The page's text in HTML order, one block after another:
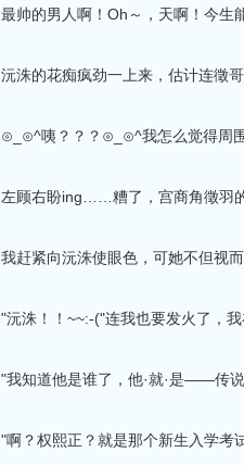
最帅的男人啊！Oh～，天啊！今
沅洙的花痴疯劲一上来，估计连徵
⊙_⊙^咦？？？⊙_⊙^我怎么觉得周
左顾右盼ing……糟了，宫商角徵
我赶紧向沅洙使眼色，可她不但视
"沅洙！！~~:-("连我也要发火了，
"我知道他是谁了，他·就·是——传
"啊？权熙正？就是那个新生入学考